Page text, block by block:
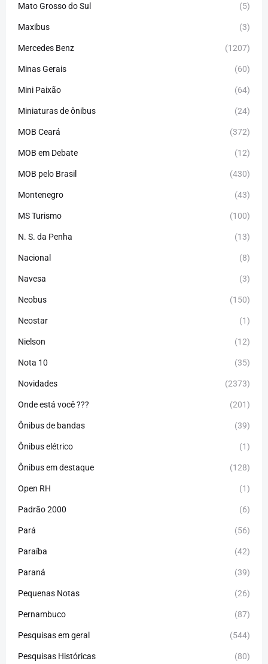
Mato Grosso do Sul (5)
Maxibus (3)
Mercedes Benz (1207)
Minas Gerais (60)
Mini Paixão (64)
Miniaturas de ônibus (24)
MOB Ceará (372)
MOB em Debate (12)
MOB pelo Brasil (430)
Montenegro (43)
MS Turismo (100)
N. S. da Penha (13)
Nacional (8)
Navesa (3)
Neobus (150)
Neostar (1)
Nielson (12)
Nota 10 (35)
Novidades (2373)
Onde está você ??? (201)
Ônibus de bandas (39)
Ônibus elétrico (1)
Ônibus em destaque (128)
Open RH (1)
Padrão 2000 (6)
Pará (56)
Paraíba (42)
Paraná (39)
Pequenas Notas (26)
Pernambuco (87)
Pesquisas em geral (544)
Pesquisas Históricas (80)